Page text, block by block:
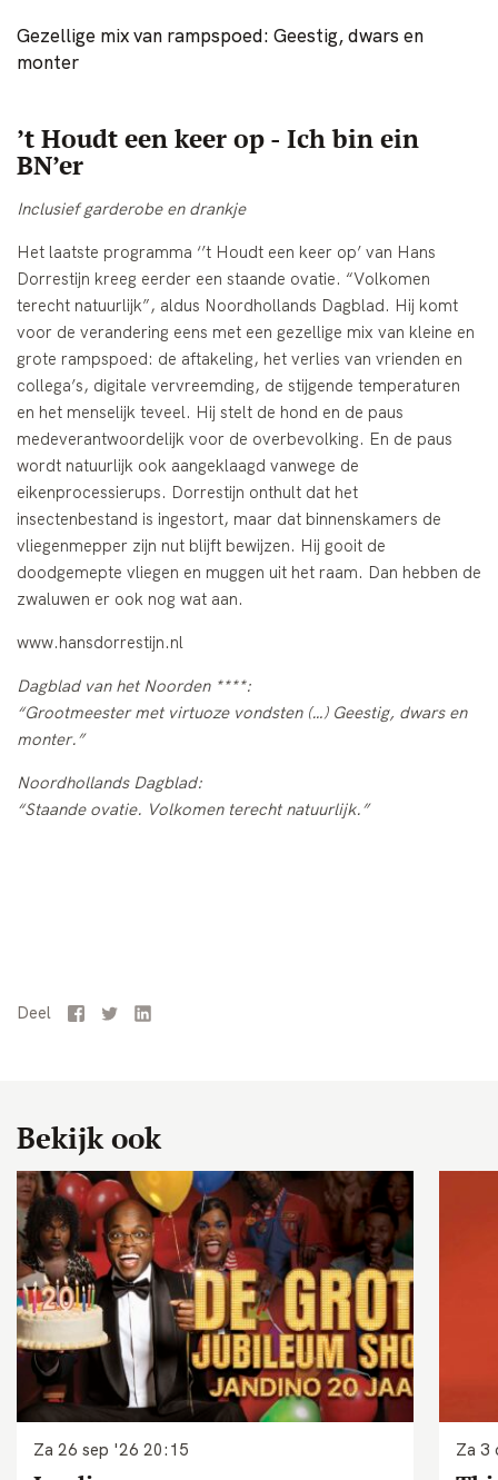
Gezellige mix van rampspoed: Geestig, dwars en
monter
’t Houdt een keer op - Ich bin ein
BN’er
Inclusief garderobe en drankje
Het laatste programma ‘’t Houdt een keer op’ van Hans
Dorrestijn kreeg eerder een staande ovatie. “Volkomen
terecht natuurlijk”, aldus Noordhollands Dagblad. Hij komt
voor de verandering eens met een gezellige mix van kleine en
grote rampspoed: de aftakeling, het verlies van vrienden en
collega’s, digitale vervreemding, de stijgende temperaturen
en het menselijk teveel. Hij stelt de hond en de paus
medeverantwoordelijk voor de overbevolking. En de paus
wordt natuurlijk ook aangeklaagd vanwege de
eikenprocessierups. Dorrestijn onthult dat het
insectenbestand is ingestort, maar dat binnenskamers de
vliegenmepper zijn nut blijft bewijzen. Hij gooit de
doodgemepte vliegen en muggen uit het raam. Dan hebben de
zwaluwen er ook nog wat aan.
www.hansdorrestijn.nl
Dagblad van het Noorden ****:
“Grootmeester met virtuoze vondsten (…) Geestig, dwars en
monter.”
Noordhollands Dagblad:
“Staande ovatie. Volkomen terecht natuurlijk.”
Deel Facebook
TwitterLinkedIn
Bekijk ook
Za 26 sep '26 20:15 Za 3